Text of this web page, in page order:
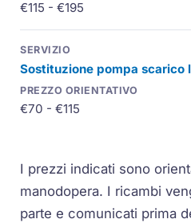
€115 - €195
Sostituzione pompa scarico
€70 - €115
I prezzi indicati sono
manodopera. I ricambi
parte e comunicati prima